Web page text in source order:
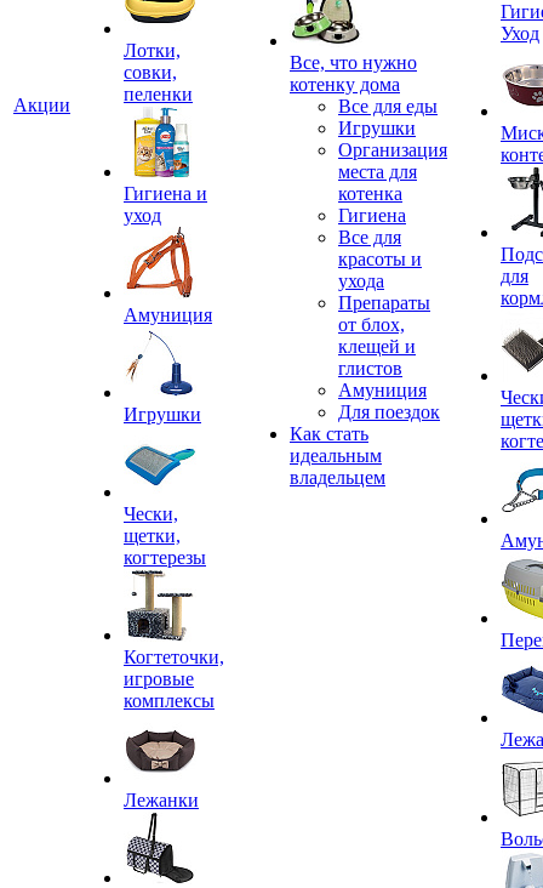
Акции
Лотки,
совки,
пеленки
Гигиена и
уход
Амуниция
Игрушки
Чески,
щетки,
когтерезы
Когтеточки,
игровые
комплексы
Лежанки
Все, что нужно
котенку дома
Все для еды
Игрушки
Организация
места для
котенка
Гигиена
Все для
красоты и
ухода
Препараты
от блох,
клещей и
глистов
Амуниция
Для поездок
Как стать
идеальным
владельцем
Уход
для